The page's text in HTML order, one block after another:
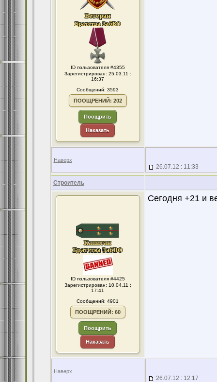
ID пользователя #4355
Зарегистрирован: 25.03.11 :
16:37
Сообщений: 3593
ПООЩРЕНИЙ: 202
Поощрить
Наказать
Наверх
26.07.12 : 11:33
Строитель
ID пользователя #4425
Зарегистрирован: 10.04.11 :
17:41
Сообщений: 4901
ПООЩРЕНИЙ: 60
Поощрить
Наказать
Сегодня +21 и
Наверх
26.07.12 : 12:17